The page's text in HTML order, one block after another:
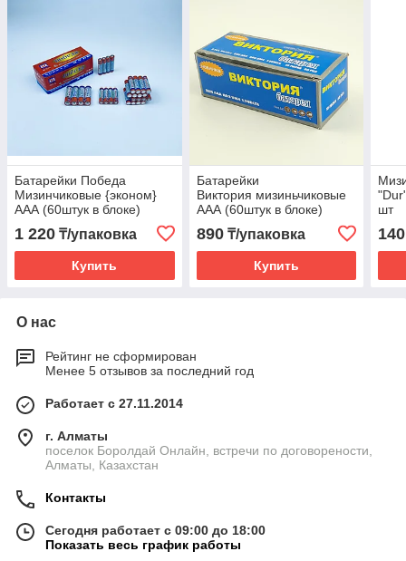
Батарейки Победа
Мизинчиковые {эконом}
ААА (60штук в блоке)
1 220 ₸/упаковка
Купить
Батарейки
Виктория мизиньчиковые
ААА (60штук в блоке)
890₸/упаковка
Купить
шт
140
О нас
Рейтинг не сформирован
Менее 5 отзывов за последний год
Работает с 27.11.2014
г. Алматы
поселок Боролдай Онлайн, встречи по договорености,
Алматы, Казахстан
Контакты
Сегодня работает с 09:00 до 18:00
Показать весь график работы